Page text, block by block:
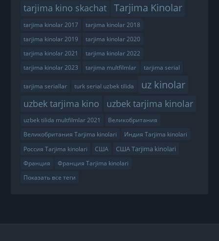
tarjima kino skachat
Tarjima Kinolar
tarjima kinolar 2017
tarjima kinolar 2018
tarjima kinolar 2019
tarjima kinolar 2020
tarjima kinolar 2021
tarjima kinolar 2022
tarjima kinolar 2023
tarjima multfilmlar tarjima serial
tarjima seriallar turk serial uzbek tilida uz kinolar
uzbek tarjima kino uzbek tarjima kinolar
uzbek tilida multfilmlar 2021
Великобритания
Великобритания Tarjima kinolari
Индия Tarjima kinolari
Россия Tarjima kinolari
США США Tarjima kinolari
Франция
Франция Tarjima kinolari
Показать все теги